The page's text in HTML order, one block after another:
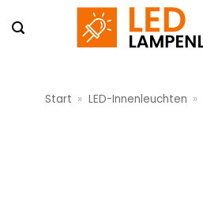
Inhalt
Start » LED-Innenleuchten »